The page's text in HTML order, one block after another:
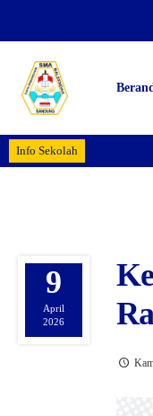
Info Sekolah
9
April
2026